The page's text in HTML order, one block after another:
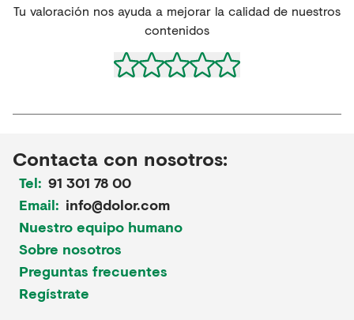
Tu valoración nos ayuda a mejorar la calidad de nuestros
contenidos
Contacta con nosotros:
Tel: 91 301 78 00
Email: info@dolor.com
Nuestro equipo humano
Sobre nosotros
Preguntas frecuentes
Regístrate